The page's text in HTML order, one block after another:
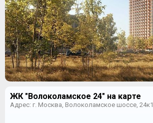
ЖК "Волоколамское 24" на карте
Адрес: г. Москва, Волоколамское шоссе, 24к1